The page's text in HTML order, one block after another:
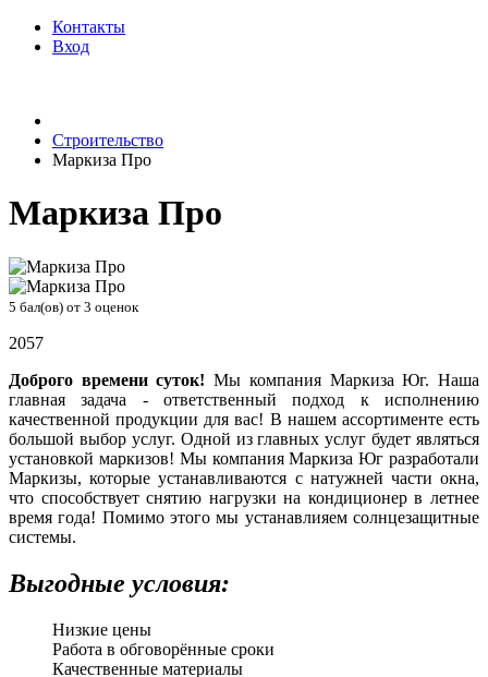
Контакты
Вход
Строительство
Маркиза Про
Маркиза Про
5 бал(ов) от 3 оценок
2057
Доброго времени суток!Мы компания Маркиза Юг. Наша
главная задача - ответственный подход к исполнению
качественной продукции для вас! В нашем ассортименте есть
большой выбор услуг. Одной из главных услуг будет являться
установкой маркизов! Мы компания Маркиза Юг разработали
Маркизы, которые устанавливаются с натужней части окна,
что способствует снятию нагрузки на кондиционер в летнее
время года! Помимо этого мы устанавлияем солнцезащитные
системы.
Выгодные условия:
Низкие цены
Работа в обговорённые сроки
Качественные материалы